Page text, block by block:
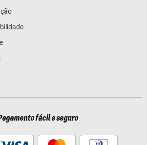
fácil e seguro